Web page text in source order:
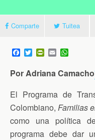
Comparte Tuitea
F
a
e
o
o
k
T
w
t
e
r
P
n
F
r
i
e
n
E
m
a
i t
A
p
p
Por Adriana Camacho
El Programa de
Colombiano,Familias
como una política
programa debe dar